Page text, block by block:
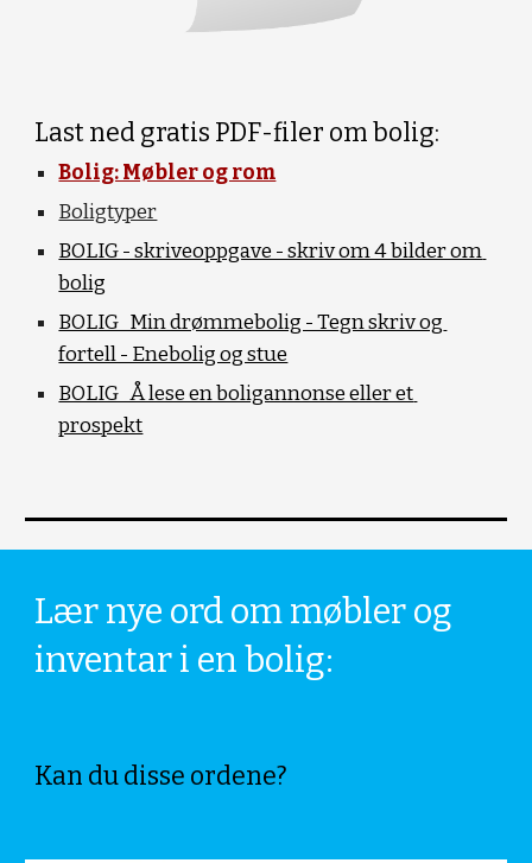
Last ned gratis PDF-filer om bolig:
Bolig: Møbler og rom
Boligtyper
BOLIG - skriveoppgave - skriv om 4 bilder om
bolig
BOLIG_Min drømmebolig - Tegn skriv og
fortell - Enebolig og stue
BOLIG_Å lese en boligannonse eller et
prospekt
Lær nye ord om møbler og
inventar i en bolig:
Kan du disse ordene?